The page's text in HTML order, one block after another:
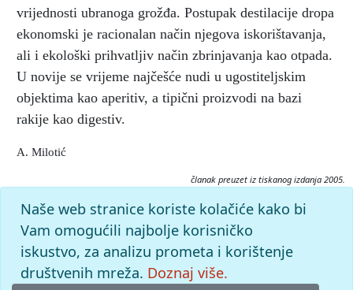
vrijednosti ubranoga grožđa. Postupak destilacije dropa
ekonomski je racionalan način njegova iskorištavanja,
ali i ekološki prihvatljiv način zbrinjavanja kao otpada.
U novije se vrijeme najčešće nudi u ugostiteljskim
objektima kao aperitiv, a tipični proizvodi na bazi
rakije kao digestiv.
A. Milotić
članak preuzet iz tiskanog izdanja 2005.
Citiranje:
Istarska enciklopedija (2005), mrežno izdanje.
Leksikografski zavod Miroslav Krleža, 2026. Pristupljeno
8.8.2026. <https://istra.lzmk.hr/clanak/rakija-istarska>.
Naše web stranice koriste kolačiće kako bi
Vam omogućili najbolje korisničko
iskustvo, za analizu prometa i korištenje
društvenih mreža. Doznaj više.